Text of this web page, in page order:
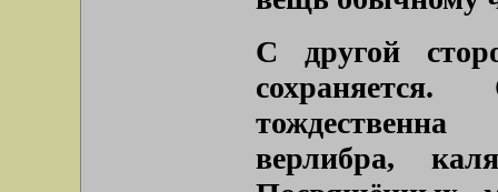
С другой
верлибра,